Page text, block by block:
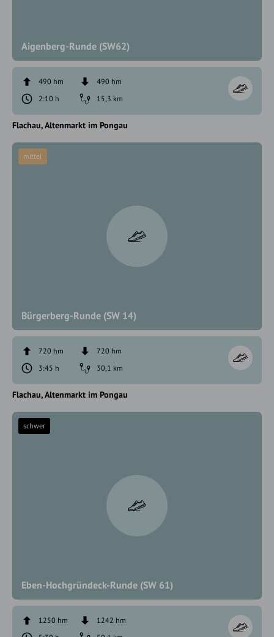
Aigenberg-Runde (SW62)
490 hm
490 hm
2:10 h
15,3 km
Flachau Altenmarkt im Pongau
Bürgerberg-Runde (SW 14)
mittel
720 hm
720 hm
3:45 h
30,1 km
Flachau Altenmarkt im Pongau
Eben-Hochgründeck-Runde (SW 61)
schwer
1250 hm
1242 hm